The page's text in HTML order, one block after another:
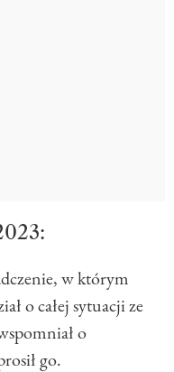
w którym
o całej sytuacji ze
o
go.